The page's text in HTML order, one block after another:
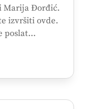
Marija Đorđić.
izvršiti ovde.
poslat...